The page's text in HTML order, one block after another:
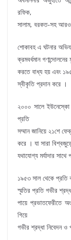
রফিক,
সালাম, বরকত-সহ আরও
শোকাবহ এ ঘটনার
ক্রমবর্ধমান
করতে বাধ্য হয় এবং
স্বীকৃতি প্রদান করে ।
২০০০ সালে ইউনেস্কো
প্রতি
সম্মান জানিয়ে ২১শে
করে । যা সারা
যথাযোগ্য মর্যাদার
১৯৫৩ সাল থেকে প্রতি
স্মৃতির প্রতি গভীর
পায়ে প্রভাতফেরীতে
গিয়ে
গভীর শ্রদ্ধা নিবেদন ও